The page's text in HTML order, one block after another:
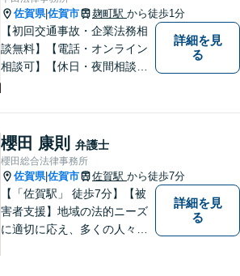
を心がけております。
佐賀県|佐賀市 麹町駅 から徒歩1分
【初回交通事故・企業法務相
談無料】【電話・オンライン
相談可】【休日・夜間相談
詳細を見
る
櫻田 康則 弁護士
櫻田総合法律事務所
佐賀県|佐賀市 佐賀駅 から徒歩7分
【「佐賀駅」 徒歩7分】【被
害者支援】地域の法的ニーズ
に適切に応え、多くの人々の
詳細を見
る